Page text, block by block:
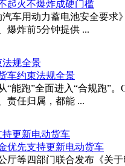
汽车用动力蓄电池安全要
爆炸前5分钟提供 ...
法规全景
“能跑”全面进入“合规跑”
责任归属，都能 ...
更新电动货车
厅等四部门联合发布《关